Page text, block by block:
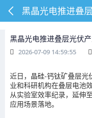
黑晶光电推进叠层光伏
2026-07-09 14:59:55
近日，晶硅-钙钛矿叠层光
业和科研机构在叠层电池
从实验室效率纪录，延伸
应用场景落地。